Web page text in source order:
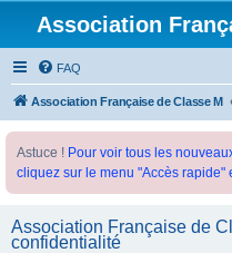
Association
FAQ
Association Française de Classe M
Astuce ! Pour voir tous les
cliquez sur le menu "Accès rapide"
Association Française de
confidentialité